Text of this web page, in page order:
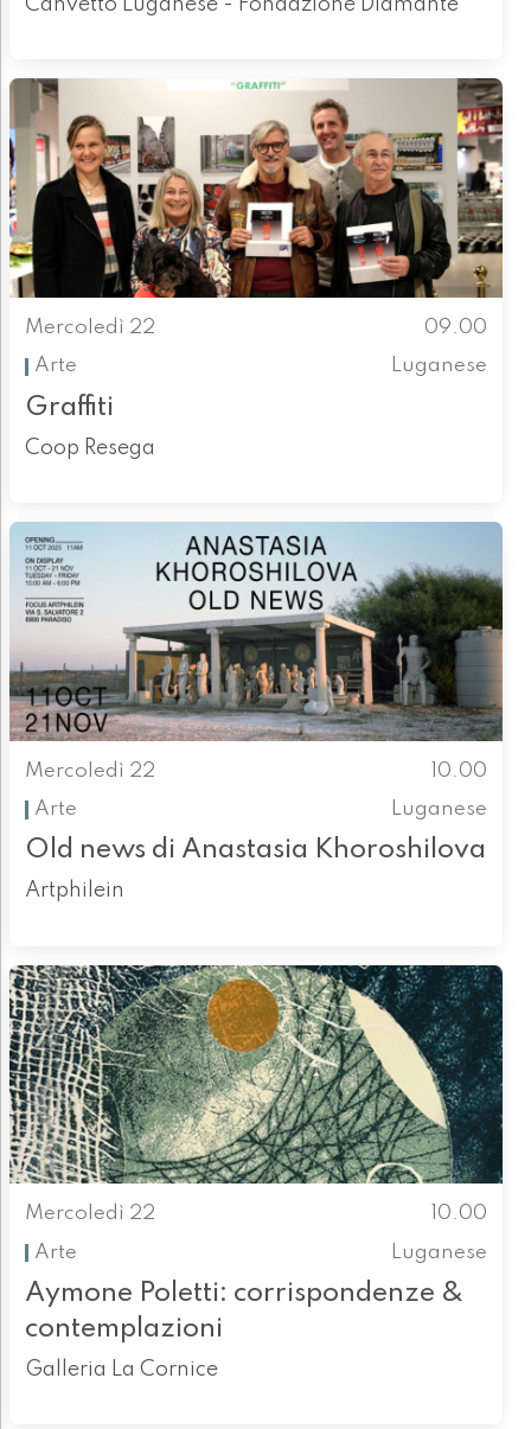
Canvetto Luganese - Fondazione Diamante
Mercoledì 22
09.00
Arte
Luganese
Graffiti
Coop Resega
Mercoledì 22
10.00
Arte
Luganese
Old news di Anastasia Khoroshilova
Artphilein
Mercoledì 22
10.00
Arte
Luganese
Aymone Poletti: corrispondenze &
contemplazioni
Galleria La Cornice